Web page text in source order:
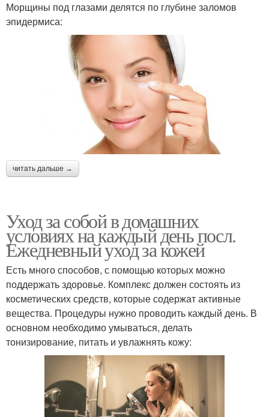
Морщины под глазами делятся по глубине заломов
эпидермиса:
читать дальше →
Уход за собой в домашних
условиях на каждый день посл.
Ежедневный уход за кожей
Есть много способов, с помощью которых можно
поддержать здоровье. Комплекс должен состоять из
косметических средств, которые содержат активные
вещества. Процедуры нужно проводить каждый день. В
основном необходимо умываться, делать
тонизирование, питать и увлажнять кожу: